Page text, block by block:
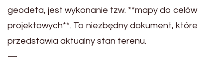
geodeta, jest wykonanie tzw. **mapy do celów
projektowych**. To niezbędny dokument, które
przedstawia aktualny stan terenu.
—